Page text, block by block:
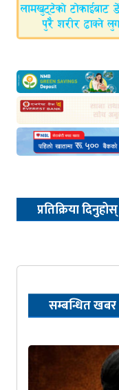
प्रतिक्रिया दिनुहोस्
सम्बन्धित खबर